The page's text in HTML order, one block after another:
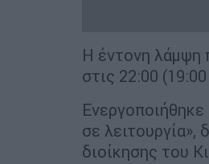
Η έντονη λάμψη
στις 22:00
σε
διοίκησης του